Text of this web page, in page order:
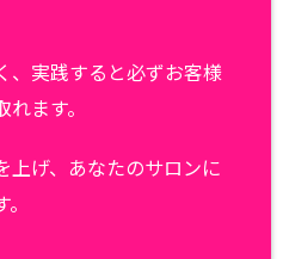
、実践すると必ずお客様
ます。
上げ、あなたのサロンに